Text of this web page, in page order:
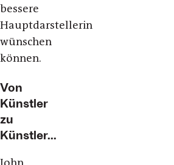
bessere
Hauptdarstellerin
wünschen
können.
Von
Künstler
zu
Künstler...